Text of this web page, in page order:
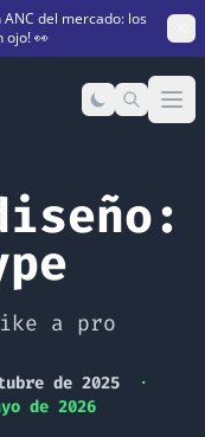
del mercado: los
ojo! 👀
a pro
de 2025
·
de 2026